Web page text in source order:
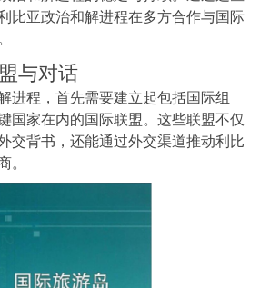
比亚政治和解进程在多方合作与国际
与对话
进程，首先需要建立起包括国际组
国家在内的国际联盟。这些联盟不仅
交背书，还能通过外交渠道推动利比